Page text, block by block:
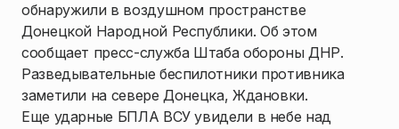
обнаружили в воздушном пространстве
Донецкой Народной Республики. Об этом
сообщает пресс-служба Штаба обороны ДНР.
Разведывательные беспилотники противника
заметили на севере Донецка, Ждановки.
Еще ударные БПЛА ВСУ увидели в небе над